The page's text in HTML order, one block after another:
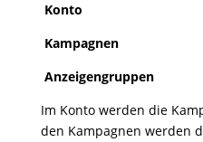
Konto
Kampagnen
Anzeigengruppen
Im Konto werden die
den Kampagnen werden